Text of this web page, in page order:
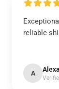
reliable
A